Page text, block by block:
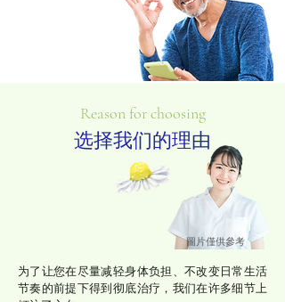
Reason for choosing
选择我们的理由
圖片僅供參考
为了让您在尽量减轻身体负担、不改变日常生活
节奏的前提下得到彻底治疗，我们在许多细节上